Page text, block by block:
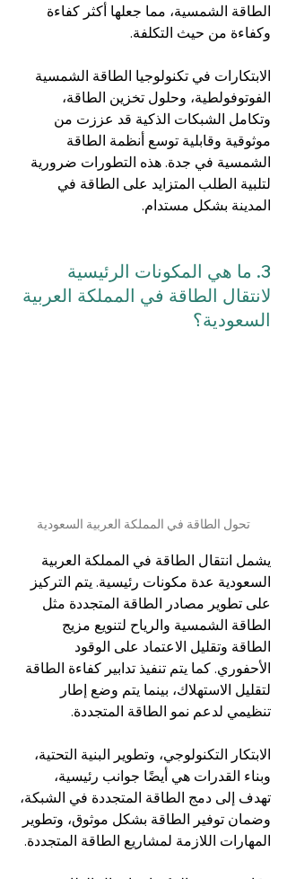
الطاقة الشمسية، مما جعلها أكثر كفاءة
وكفاءة من حيث التكلفة.
الابتكارات في تكنولوجيا الطاقة الشمسية
الفوتوفولطية، وحلول تخزين الطاقة،
وتكامل الشبكات الذكية قد عززت من
موثوقية وقابلية توسع أنظمة الطاقة
الشمسية في جدة. هذه التطورات ضرورية
لتلبية الطلب المتزايد على الطاقة في
المدينة بشكل مستدام.
3. ما هي المكونات الرئيسية
لانتقال الطاقة في المملكة العربية
السعودية؟
تحول الطاقة في المملكة العربية السعودية
يشمل انتقال الطاقة في المملكة العربية
السعودية عدة مكونات رئيسية. يتم التركيز
على تطوير مصادر الطاقة المتجددة مثل
الطاقة الشمسية والرياح لتنويع مزيج
الطاقة وتقليل الاعتماد على الوقود
الأحفوري. كما يتم تنفيذ تدابير كفاءة الطاقة
لتقليل الاستهلاك، بينما يتم وضع إطار
تنظيمي لدعم نمو الطاقة المتجددة.
الابتكار التكنولوجي، وتطوير البنية التحتية،
وبناء القدرات هي أيضًا جوانب رئيسية،
تهدف إلى دمج الطاقة المتجددة في الشبكة،
وضمان توفير الطاقة بشكل موثوق، وتطوير
المهارات اللازمة لمشاريع الطاقة المتجددة.